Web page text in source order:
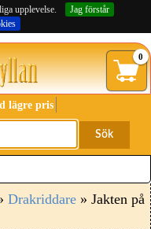
upplevelse.
Jag förstår
0
lägre pris
Sök
Drakriddare » Jakten på